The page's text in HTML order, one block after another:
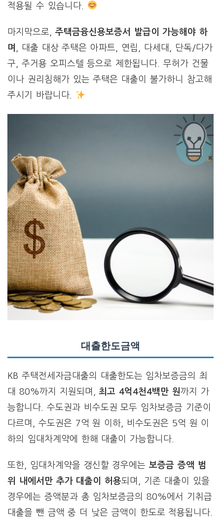
적용될 수 있습니다.
마지막으로, 주택금융신용보증서 발급이 가능해야 하
며
, 대출 대상 주택은 아파트, 연립, 다세대, 단독/다가
구, 주거용 오피스텔 등으로 제한됩니다. 무허가 건물
이나 권리침해가 있는 주택은 대출이 불가하니 참고해
주시기 바랍니다.
대출한도금액
KB 주택전세자금대출의 대출한도는 임차보증금의 최
대 80%까지 지원되며,최고 4억4천4백만 원까지 가
능합니다. 수도권과 비수도권 모두 임차보증금 기준이
다르며, 수도권은 7억 원 이하, 비수도권은 5억 원 이
하의 임대차계약에 한해 대출이 가능합니다.
또한, 임대차계약을 갱신할 경우에는보증금 증액 범
위 내에서만 추가 대출이 허용되며, 기존 대출이 있을
경우에는 증액분과 총 임차보증금의 80%에서 기취급
대출을 뺀 금액 중 더 낮은 금액이 한도로 적용됩니다.